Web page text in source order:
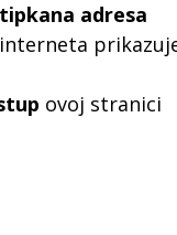
adresa
ovoj stranici